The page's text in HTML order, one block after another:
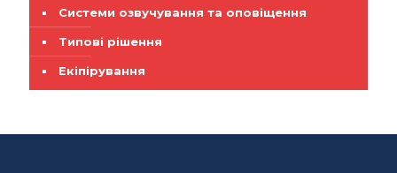
Системи озвучування та оповіщення
Типові рішення
Екіпірування